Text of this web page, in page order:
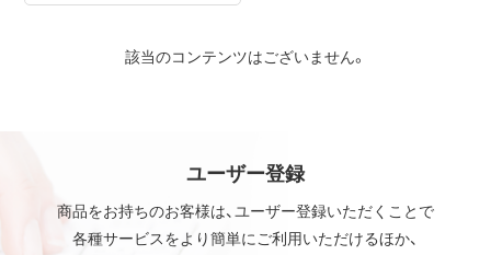
該当のコンテンツはございません。
ユーザー登録
商品をお持ちのお客様は、ユーザー登録いただくことで
各種サービスをより簡単にご利用いただけるほか、